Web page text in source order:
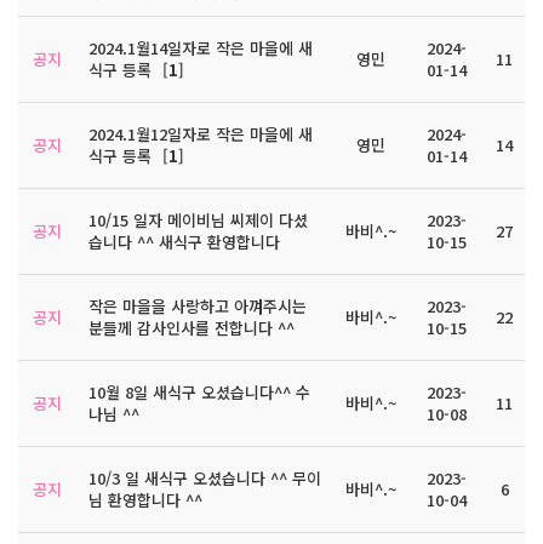
공지
2024.1월14일자로 작은 마을에 새
식구 등록 [1] 영민
2024-
01-14
11
공지
2024.1월12일자로 작은 마을에 새
식구 등록 [1] 영민
2024-
01-14
14
공지
10/15 일자 메이비님 씨제이 다셨
습니다 ^^ 새식구 환영합니다
바비^.~
2023-
10-15
27
공지
작은 마을을 사랑하고 아껴주시는
분들께 감사인사를 전합니다 ^^
바비^.~
2023-
10-15
22
공지
10월 8일 새식구 오셨습니다^^ 수
나님 ^^
바비^.~
2023-
10-08
11
공지
10/3 일 새식구 오셨습니다 ^^ 무이
님 환영합니다 ^^
바비^.~
2023-
10-04
6